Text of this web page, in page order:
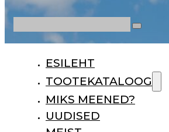
ESILEHT
TOOTEKATALOOG
MIKS MEENED?
UUDISED